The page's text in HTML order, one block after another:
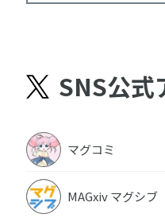
SNS公式
マグコミ
MAGxiv マグシブ